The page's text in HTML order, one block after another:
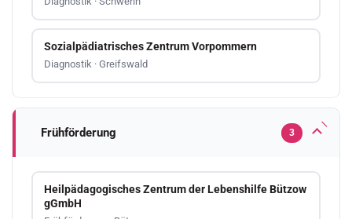
Sozialpädiatrisches Zentrum Vorpommern
Diagnostik · Greifswald
Frühförderung 3
Heilpädagogisches Zentrum der Lebenshilfe Bützow
gGmbH